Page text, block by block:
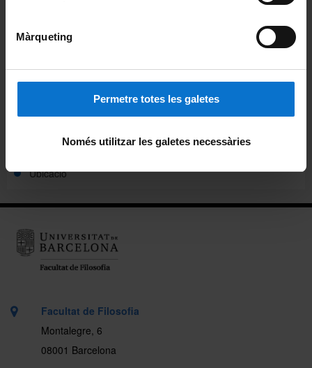
Màrqueting
Permetre totes les galetes
Només utilitzar les galetes necessàries
Pòdcast ἀκουστικός (akoustikós)
Carnet pels alumnes i personal de la Facultat
Ubicació
Facultat de Filosofia
Montalegre, 6
08001 Barcelona